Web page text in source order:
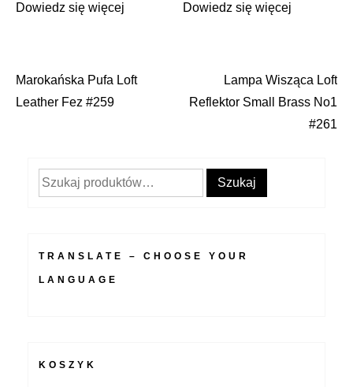
Dowiedz się więcej Dowiedz się więcej
Nawigacja
Marokańska Pufa Loft
Leather Fez #259
Lampa Wisząca Loft
Reflektor Small Brass No1
#261
Szukaj: Szukaj
TRANSLATE – CHOOSE YOUR
LANGUAGE
KOSZYK